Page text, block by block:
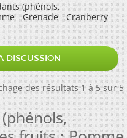
(phénols,
- Grenade - Cranberry
DISCUSSION
des résultats 1 à 5 sur 5